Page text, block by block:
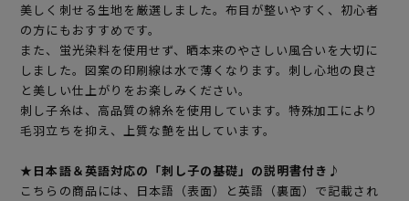
美しく刺せる生地を厳選しました。布目が整いやすく、初心者
の方にもおすすめです。
また、蛍光染料を使用せず、晒本来のやさしい風合いを大切に
しました。図案の印刷線は水で薄くなります。刺し心地の良さ
と美しい仕上がりをお楽しみください。
刺し子糸は、高品質の綿糸を使用しています。特殊加工により
毛羽立ちを抑え、上質な艶を出しています。
★日本語＆英語対応の「刺し子の基礎」の説明書付き♪
こちらの商品には、日本語（表面）と英語（裏面）で記載され